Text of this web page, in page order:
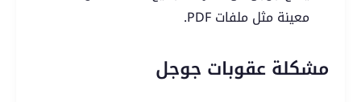
معينة مثل ملفات PDF.
مشكلة عقوبات جوجل